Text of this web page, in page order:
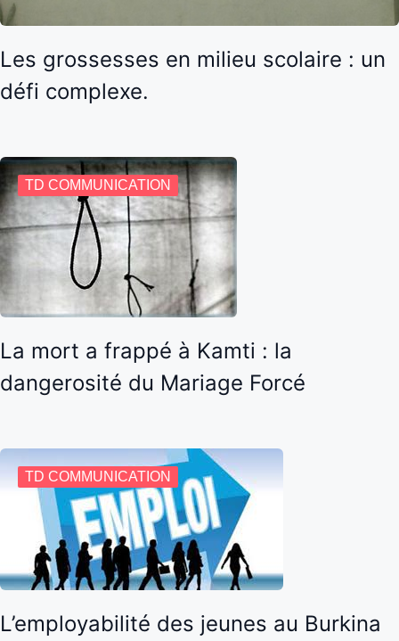
Les grossesses en milieu scolaire : un
défi complexe.
TD COMMUNICATION
La mort a frappé à Kamti : la
dangerosité du Mariage Forcé
TD COMMUNICATION
L’employabilité des jeunes au Burkina